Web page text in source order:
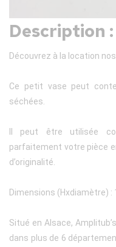
Description :
Découvrez à la location
Ce petit vase peut
séchées.
Il peut être utilisée
parfaitement votre pièce
d’originalité.
Dimensions (Hxdiamètre) :
Situé en Alsace,
dans plus de 6